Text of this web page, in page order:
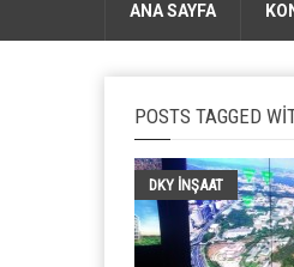
ANA SAYFA
POSTS TAGGED
DKY İNŞAAT